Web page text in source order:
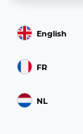
English
FR
NL